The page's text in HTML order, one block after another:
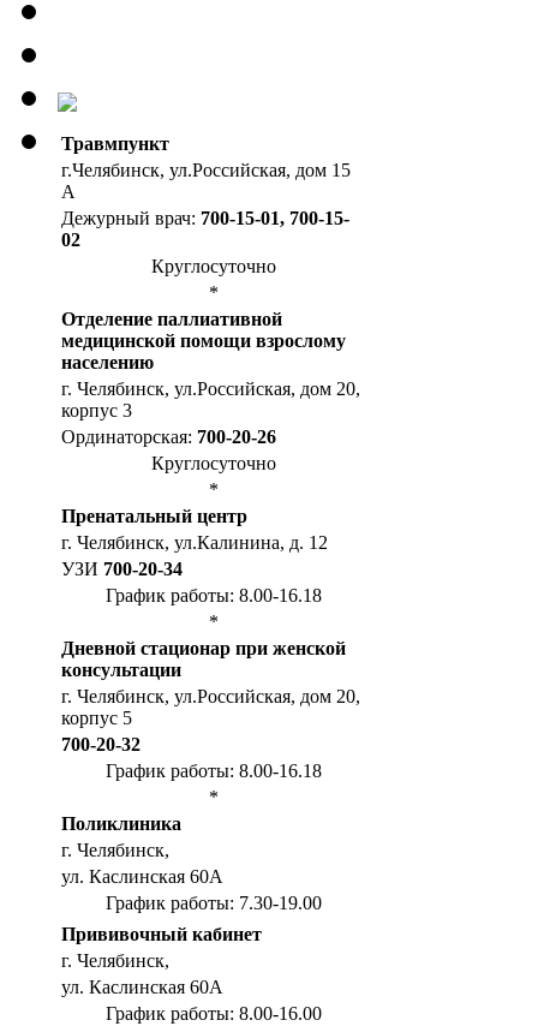
Травмпункт
г.Челябинск, ул.Российская, дом 15
А
Дежурный врач: 700-15-01, 700-15-
02
Круглосуточно
*
Отделение паллиативной
медицинской помощи взрослому
населению
г. Челябинск, ул.Российская, дом 20,
корпус 3
Ординаторская: 700-20-26
Круглосуточно
*
Пренатальный центр
г. Челябинск, ул.Калинина, д. 12
УЗИ 700-20-34
График работы: 8.00-16.18
*
Дневной стационар при женской
консультации
г. Челябинск, ул.Российская, дом 20,
корпус 5
700-20-32
График работы: 8.00-16.18
*
Поликлиника
г. Челябинск,
ул. Каслинская 60А
График работы: 7.30-19.00
Прививочный кабинет
г. Челябинск,
ул. Каслинская 60А
График работы: 8.00-16.00